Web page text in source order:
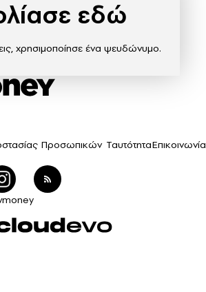
εδώ
χρησιμοποίησε ένα ψευδώνυμο.
Προσωπικών ΤαυτότηταΕπικοινωνία